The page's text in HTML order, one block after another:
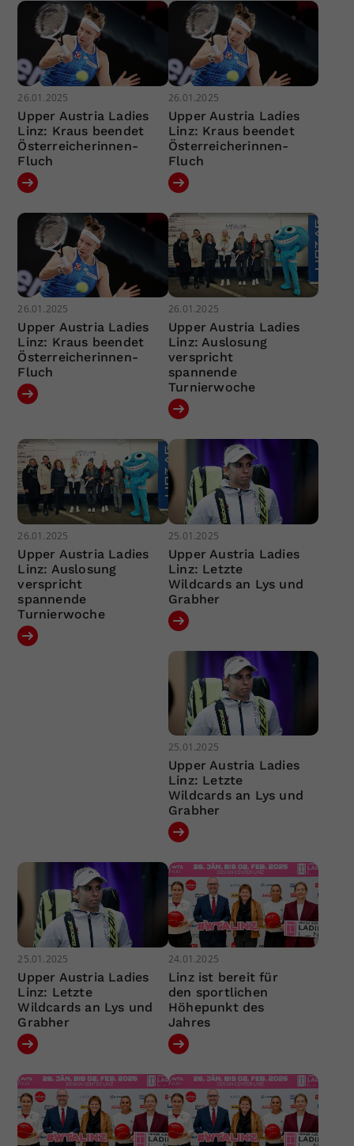
26.01.2025
Upper Austria Ladies
Linz: Kraus beendet
Österreicherinnen-
Fluch
26.01.2025
Upper Austria Ladies
Linz: Kraus beendet
Österreicherinnen-
Fluch
26.01.2025
Upper Austria Ladies
Linz: Kraus beendet
Österreicherinnen-
Fluch
26.01.2025
Upper Austria Ladies
Linz: Auslosung
verspricht
spannende
Turnierwoche
26.01.2025
Upper Austria Ladies
Linz: Auslosung
verspricht
spannende
Turnierwoche
25.01.2025
Upper Austria Ladies
Linz: Letzte
Wildcards an Lys und
Grabher
25.01.2025
Upper Austria Ladies
Linz: Letzte
Wildcards an Lys und
Grabher
25.01.2025
Upper Austria Ladies
Linz: Letzte
Wildcards an Lys und
Grabher
24.01.2025
Linz ist bereit für
den sportlichen
Höhepunkt des
Jahres